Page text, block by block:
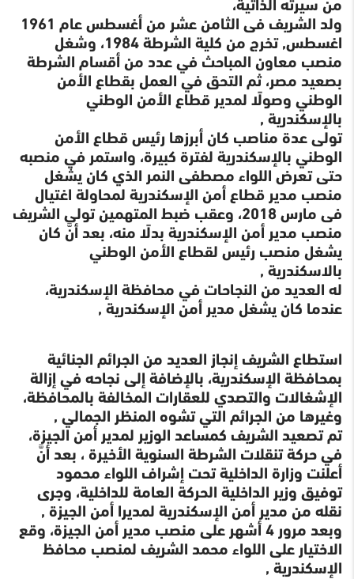
ولد الشريف فى الثامن عشر من أغسطس عام 1961
اغسطس, تخرج من كلية الشرطة 1984، وشغل
منصب معاون المباحث في عدد من أقسام الشرطة
بصعيد مصر، ثم التحق في العمل بقطاع الأمن
الوطني وصولًا لمدير قطاع الأمن الوطني
بالإسكندرية ,
تولى عدة مناصب كان أبرزها رئيس قطاع الأمن
الوطني بالإسكندرية لفترة كبيرة، واستمر في منصبه
حتى تعرض اللواء مصطفى النمر الذي كان يشغل
منصب مدير قطاع أمن الإسكندرية لمحاولة اغتيال
فى مارس 2018، وعقب ضبط المتهمين تولى الشريف
منصب مدير أمن الإسكندرية بدلًا منه، بعد أنَّ كان
يشغل منصب رئيس لقطاع الأمن الوطني
بالاسكندرية ,
له العديد من النجاحات في محافظة الإسكندرية،
عندما كان يشغل مدير أمن الإسكندرية ,
استطاع الشريف إنجاز العديد من الجرائم الجنائية
بمحافظة الإسكندرية، بالإضافة إلى نجاحه في إزالة
الإشغالات والتصدي للعقارات المخالفة بالمحافظة،
وغيرها من الجرائم التي تشوه المنظر الجمالي ,
تم تصعيد الشريف كمساعد الوزير لمدير أمن الجيزة،
في حركة تنقلات الشرطة السنوية الأخيرة ، بعد أنَّ
أعلنت وزارة الداخلية تحت إشراف اللواء محمود
توفيق وزير الداخلية الحركة العامة للداخلية، وجرى
نقله من مدير أمن الإسكندرية لمديرا أمن الجيزة ,
وبعد مرور 4 أشهر على منصب مدير أمن الجيزة، وقع
الاختيار على اللواء محمد الشريف لمنصب محافظ
الإسكندرية ,